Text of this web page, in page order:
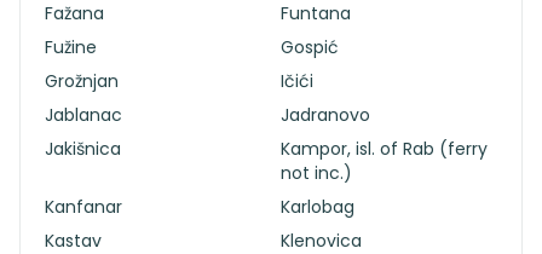
Fažana
Funtana
Fužine
Gospić
Grožnjan
Ičići
Jablanac
Jadranovo
Jakišnica
Kampor, isl. of Rab (ferry
not inc.)
Kanfanar
Karlobag
Kastav
Klenovica